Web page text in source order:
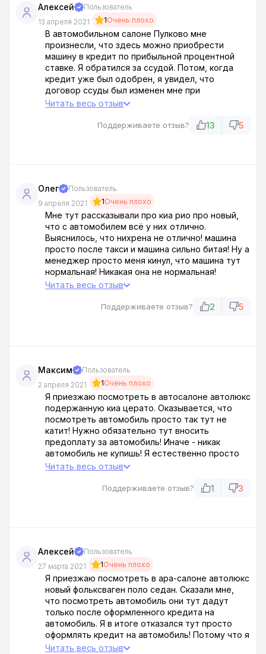
Алексей
Пользователь
13 апреля 2021
1Очень плохо
В автомобильном салоне Пулково мне
произнесли, что здесь можно приобрести
машину в кредит по прибыльной процентной
ставке. Я обратился за ссудой. Потом, когда
кредит уже был одобрен, я увидел, что
договор ссуды был изменен мне при
заполнении! Выходит, что сейчас я обязан
рублей. Это много! Беря во внимание, что в зале
Читать весь отзыв
Поддерживаете отзыв? 13 5
Олег
Пользователь
9 апреля 2021
1Очень плохо
Мне тут рассказывали про киа рио про новый,
что с автомобилем всё у них отлично.
Выяснилось, что нихрена не отлично! машина
просто после такси и машина сильно битая! Ну а
менеджер просто меня кинул, что машина тут
нормальная! Никакая она не нормальная!
автолюкс - конченые тупые разводилы,
клиентов! вы издеваетесь или что?! Я просто не
Читать весь отзыв
Поддерживаете отзыв? 2 5
Максим
Пользователь
2 апреля 2021
1Очень плохо
Я приезжаю посмотреть в автосалоне автолюкс
подержанную киа церато. Оказывается, что
посмотреть автомобиль просто так тут не
катит! Нужно обязательно тут вносить
предоплату за автомобиль! Иначе - никак
автомобиль не купишь! Я естественно просто
отказался покупать тут автомобиль таким
советую приезжать к ним в этот конченый ара-
Читать весь отзыв
Поддерживаете отзыв? 1 3
Алексей
Пользователь
27 марта 2021
1Очень плохо
Я приезжаю посмотреть в ара-салоне автолюкс
новый фольксваген поло седан. Сказали мне,
что посмотреть автомобиль они тут дадут
только после оформленного кредита на
автомобиль. Я в итоге отказался тут просто
оформлять кредит на автомобиль! Потому что я
изначально вообще хотел купить автомобиль за
Читать весь отзыв